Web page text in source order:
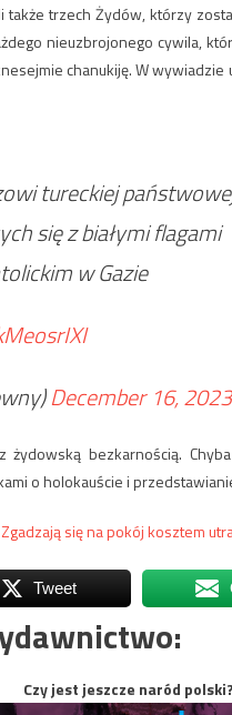
także trzech Żydów, którzy
nieuzbrojonego cywila,
chanukiję. W
tureckiej
się z białymi flagami
w Gazie
December 16, 2023
żydowską bezkarnością.
o holokauście i
się na pokój kosztem
Tweet
Czy jest jeszcze naród polski?